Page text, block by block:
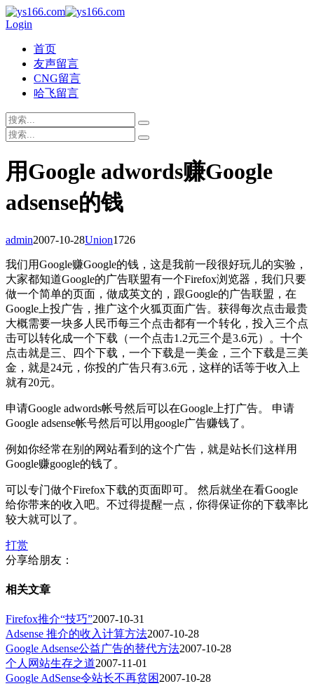
Login
首页
友声留言
CNG留言
哈飞留言
用Google adwords赚Google
adsense的钱
admin2007-10-28Union1726
我们用Google赚Google的钱，这是我前一段很好玩儿的实验，
大家都知道Google的广告联盟有一个Firefox浏览器，我们只要
做一个简单的页面，做成英文的，跟Google的广告联盟，在
Google上投广告，推广这个火狐页面广告。获得每次点击最贵
大概需要一块多人民币每三个点击都有一个转化，投入三个点
击可以转化成一个下载（一个点击1.2元三个是3.6元）。十个
点击就是三、四个下载，一个下载是一美金，三个下载是三美
金，就是24元，你投的广告只有3.6元，这样的话等于收入上
就有20元。
申请Google adwords帐号然后可以在Google上打广告。 申请
Google adsense帐号然后可以用google广告赚钱了。
例如你经常在别的网站看到的这个广告，就是站长们这样用
Google赚google的钱了。
可以专门做个Firefox下载的页面即可。 然后就坐在看Google
给你带来的收入吧。不过得提醒一点，你得保证你的下载率比
较大就可以了。
打赏
分享给朋友：
相关文章
Firefox推介“技巧”2007-10-31
Adsense 推介的收入计算方法2007-10-28
Google Adsense公益广告的替代方法2007-10-28
个人网站生存之道2007-11-01
Google AdSense令站长不再贫困2007-10-28